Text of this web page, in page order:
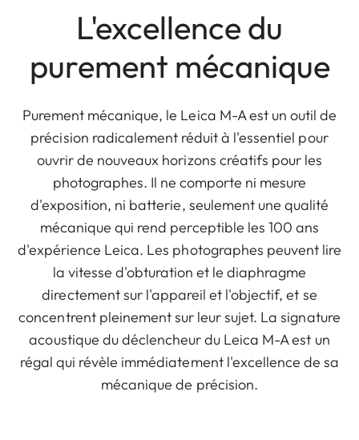
L'excellence du
purement mécanique
Purement mécanique, le Leica M-A est un outil de
précision radicalement réduit à l'essentiel pour
ouvrir de nouveaux horizons créatifs pour les
photographes. Il ne comporte ni mesure
d'exposition, ni batterie, seulement une qualité
mécanique qui rend perceptible les 100 ans
d'expérience Leica. Les photographes peuvent lire
la vitesse d'obturation et le diaphragme
directement sur l'appareil et l'objectif, et se
concentrent pleinement sur leur sujet. La signature
acoustique du déclencheur du Leica M-A est un
régal qui révèle immédiatement l'excellence de sa
mécanique de précision.